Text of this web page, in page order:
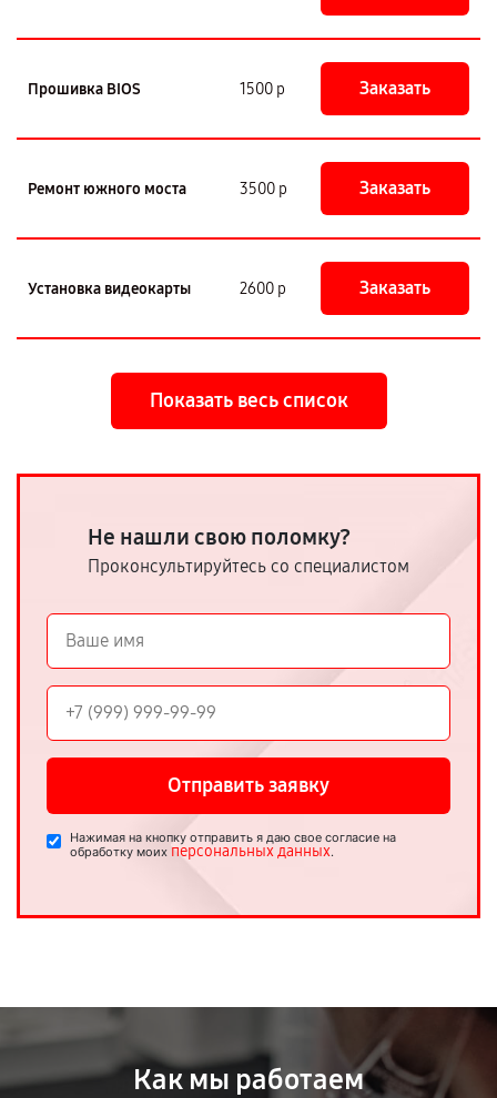
Прошивка BIOS 1500 р Заказать
Ремонт южного моста 3500 р Заказать
Установка видеокарты 2600 р Заказать
Показать весь список
Не нашли свою поломку?
Проконсультируйтесь со специалистом
Отправить заявку
Нажимая на кнопку отправить я даю свое согласие на
обработку моих персональных данных.
Как мы работаем